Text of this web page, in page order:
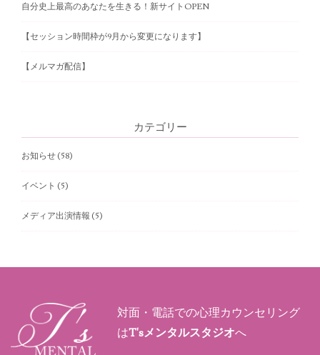
n
自分史上最高のあなたを生きる！新サイトOPEN
【セッション時間枠が9月から変更になります】
【メルマガ配信】
カテゴリー
お知らせ (58)
イベント (5)
メディア出演情報 (5)
対面・電話での心理カウンセリング
はT'sメンタルスタジオへ